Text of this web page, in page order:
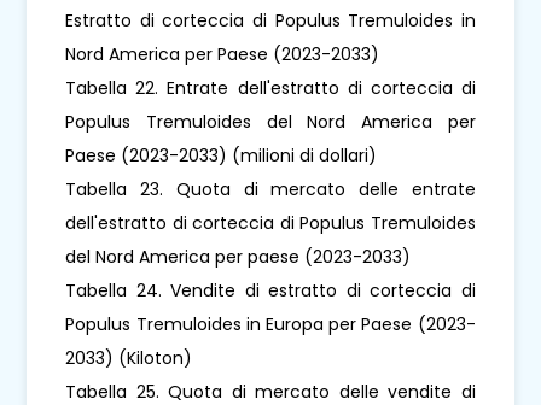
Estratto di corteccia di Populus Tremuloides in
Nord America per Paese (2023-2033)
Tabella 22. Entrate dell'estratto di corteccia di
Populus Tremuloides del Nord America per
Paese (2023-2033) (milioni di dollari)
Tabella 23. Quota di mercato delle entrate
dell'estratto di corteccia di Populus Tremuloides
del Nord America per paese (2023-2033)
Tabella 24. Vendite di estratto di corteccia di
Populus Tremuloides in Europa per Paese (2023-
2033) (Kiloton)
Tabella 25. Quota di mercato delle vendite di